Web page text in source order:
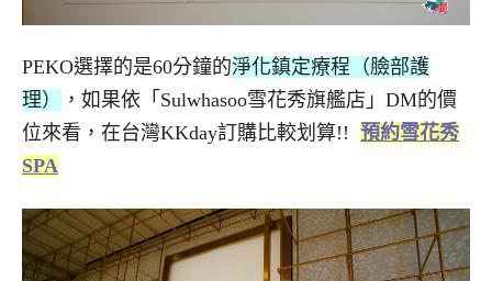
PEKO選擇的是60分鐘的淨化鎮定療程（臉部護
理）
，如果依「Sulwhasoo雪花秀旗艦店」DM的價
位來看，在台灣KKday訂購比較划算!! 預約雪花秀
SPA